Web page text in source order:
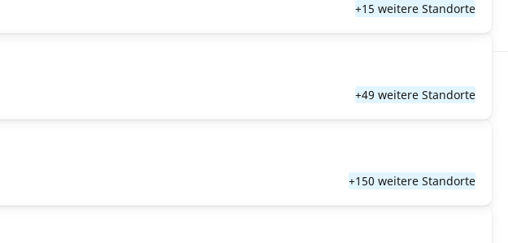
+15 weitere Standorte
+49 weitere Standorte
+150 weitere Standorte